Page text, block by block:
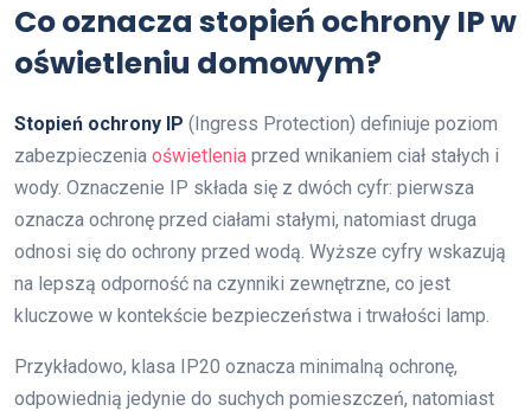
Co oznacza stopień ochrony IP w
oświetleniu domowym?
Stopień ochrony IP (Ingress Protection) definiuje poziom
zabezpieczenia oświetlenia przed wnikaniem ciał stałych i
wody. Oznaczenie IP składa się z dwóch cyfr: pierwsza
oznacza ochronę przed ciałami stałymi, natomiast druga
odnosi się do ochrony przed wodą. Wyższe cyfry wskazują
na lepszą odporność na czynniki zewnętrzne, co jest
kluczowe w kontekście bezpieczeństwa i trwałości lamp.
Przykładowo, klasa IP20 oznacza minimalną ochronę,
odpowiednią jedynie do suchych pomieszczeń, natomiast